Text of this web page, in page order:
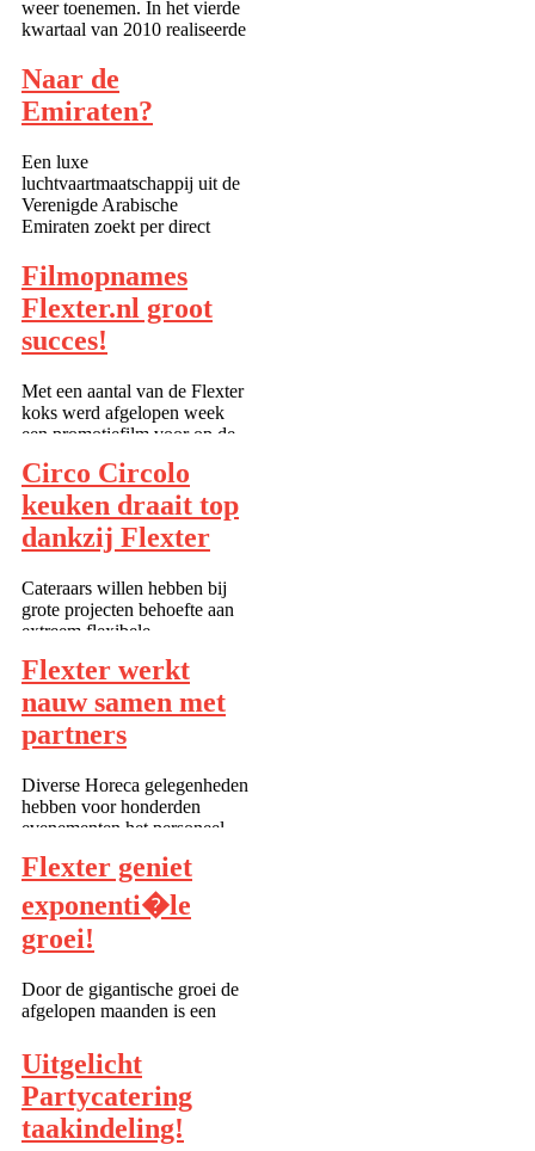
weer toenemen. In het vierde
kwartaal van 2010 realiseerde
hogere omzet dan een jaar
eerder. Het is de eerste
volumegroei sinds het derde
Naar de
Emiraten?
Een luxe
luchtvaartmaatschappij uit de
Verenigde Arabische
Emiraten zoekt per direct
langere periode naar het
Midden Oosten willen
vliegen.Wil jij werken aan
boord van vliegtuigen, of in
luxe resorts en 5 sterren hot...
Filmopnames
Flexter.nl groot
succes!
Met een aantal van de Flexter
koks werd afgelopen week
een promotiefilm voor op de
dag werd gefilmd, gekookt en
gelachen. Het was een mooie
gelegenheid om collega’s,
opdrachtgevers en het
Circo Circolo
keuken draait top
dankzij Flexter
Cateraars willen hebben bij
grote projecten behoefte aan
extreem flexibele
kiest de opdrachtgever zelf op
basis van onder andere
vaardigheden en
beschikbaarheid het juiste
Flexter werkt
nauw samen met
partners
Diverse Horeca gelegenheden
hebben voor honderden
evenementen het personeel
ons ingehuurd. Daar zitten
veel nieuwe en ervaren
talenten bij die in de
partycatering, hotels, cafés en
restaurants hun mannetj...
Flexter geniet
exponenti�le
groei!
Door de gigantische groei de
afgelopen maanden is een
Een dergelijke groei in enkele
maanden tijd had niemand
verwacht. Goed nieuws voor
de horeca en cateringbranche
die sterk blijkt te herstellen.
Uitgelicht
Partycatering
taakindeling!